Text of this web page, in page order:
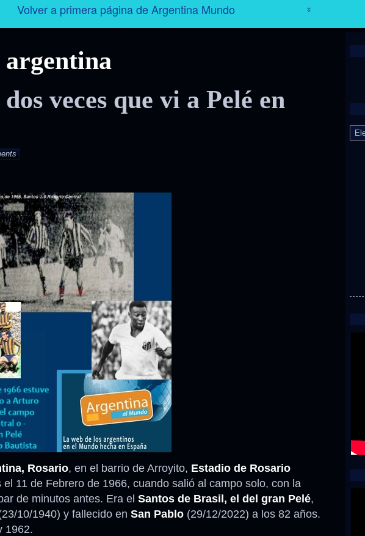
Volver a primera página de Argentina Mundo
Tango
Deporte
Radio – Televisión – Cine
Turismo
Anécdotas
Comidas – Bebidas
argentina
veces que vi a Pelé en
Rosario, en el barrio de Arroyito, Estadio de Rosario
11 de Febrero de 1966, cuando salió al campo solo, con la
de minutos antes. Era el Santos de Brasil, el del gran Pelé,
10/1940) y fallecido en San Pablo (29/12/2022) a los 82 años.
1962.
El